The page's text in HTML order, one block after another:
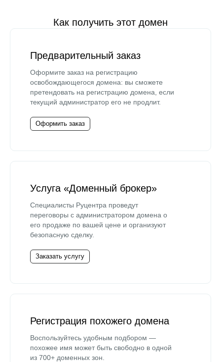
Как получить этот домен
Предварительный заказ
Оформите заказ на регистрацию
освобождающегося домена: вы сможете
претендовать на регистрацию домена, если
текущий администратор его не продлит.
Оформить заказ
Услуга «Доменный брокер»
Специалисты Руцентра проведут
переговоры с администратором домена о
его продаже по вашей цене и организуют
безопасную сделку.
Заказать услугу
Регистрация похожего домена
Воспользуйтесь удобным подбором —
похожее имя может быть свободно в одной
из 700+ доменных зон.